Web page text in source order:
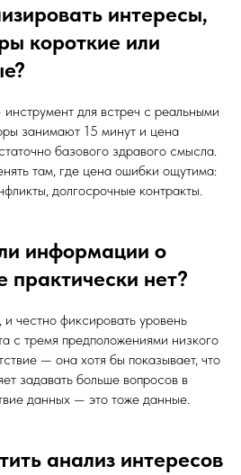
интересы,
короткие или
для встреч с реальными
занимают 15 минут и цена
базового здравого смысла.
там, где цена ошибки ощутима:
долгосрочные контракты.
информации о
практически нет?
и честно фиксировать уровень
с тремя предположениями низкого
— она хотя бы показывает, что
задавать больше вопросов в
данных — это тоже данные.
анализ интересов